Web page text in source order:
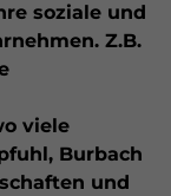
soziale und
Z.B.
viele
Burbach
und